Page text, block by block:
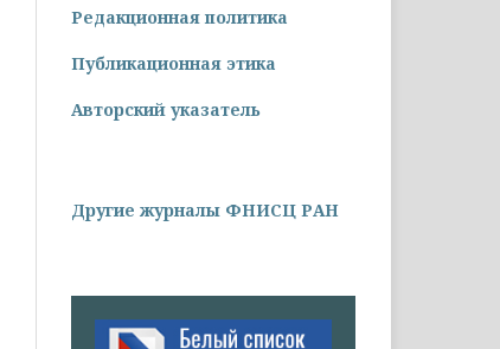
Редакционная политика
Публикационная этика
Авторский указатель
Другие журналы ФНИСЦ РАН